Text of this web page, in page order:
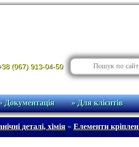
(067) 913-04-50
Документація » Для клієнтів
деталі, хімія» Елементи